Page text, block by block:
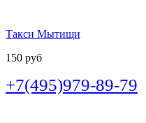
Такси Мытищи
150 руб
+7(495)979-89-79